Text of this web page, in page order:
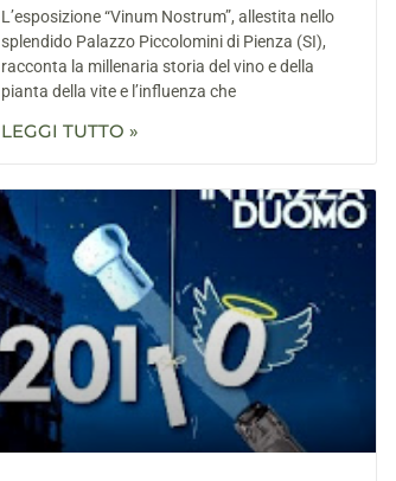
L’esposizione “Vinum Nostrum”, allestita nello
splendido Palazzo Piccolomini di Pienza (SI),
racconta la millenaria storia del vino e della
pianta della vite e l’influenza che
LEGGI TUTTO »